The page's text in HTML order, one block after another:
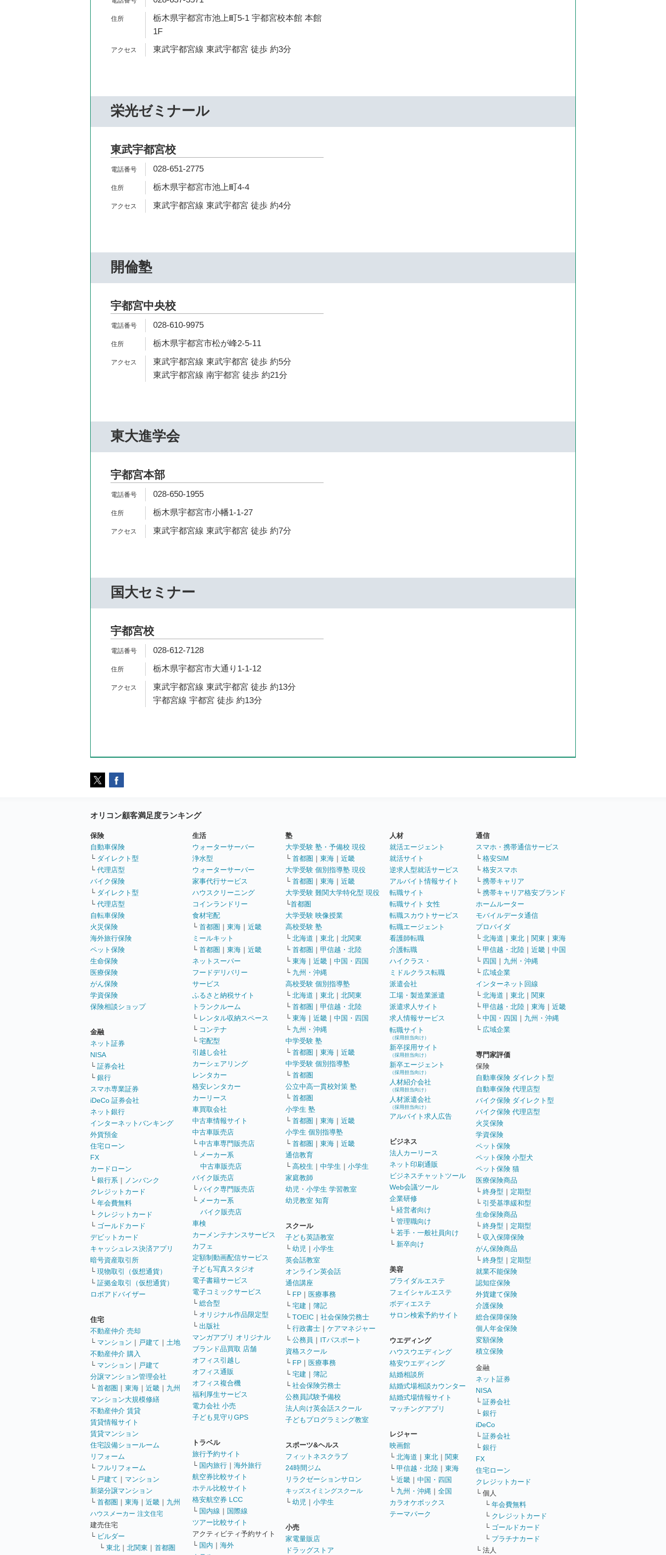
栃木県宇都宮市池上町5-1 宇都宮校本館 本館
1F
東武宇都宮線 東武宇都宮 徒歩 約3分
栄光ゼミナール
東武宇都宮校
028-651-2775
栃木県宇都宮市池上町4-4
東武宇都宮線 東武宇都宮 徒歩 約4分
開倫塾
宇都宮中央校
028-610-9975
栃木県宇都宮市松が峰2-5-11
東武宇都宮線 東武宇都宮 徒歩 約5分
東武宇都宮線 南宇都宮 徒歩 約21分
東大進学会
宇都宮本部
028-650-1955
栃木県宇都宮市小幡1-1-27
東武宇都宮線 東武宇都宮 徒歩 約7分
国大セミナー
宇都宮校
028-612-7128
栃木県宇都宮市大通り1-1-12
東武宇都宮線 東武宇都宮 徒歩 約13分
宇都宮線 宇都宮 徒歩 約13分
オリコン顧客満足度ランキング
保険
自動車保険
└ ダイレクト型
└ 代理店型
バイク保険
└ ダイレクト型
└ 代理店型
自転車保険
火災保険
海外旅行保険
ペット保険
生命保険
医療保険
がん保険
学資保険
保険相談ショップ
金融
ネット証券
NISA
└ 証券会社
└ 銀行
スマホ専業証券
iDeCo 証券会社
ネット銀行
インターネットバンキング
外貨預金
住宅ローン
FX
カードローン
└ 銀行系 ｜
ノンバンク
クレジットカード
└ 年会費無料
└ クレジットカード
└ ゴールドカード
デビットカード
キャッシュレス決済アプリ
暗号資産取引所
└ 現物取引（仮想通貨）
└ 証拠金取引（仮想通貨）
ロボアドバイザー
住宅
不動産仲介 売却
└ マンション ｜ 戸建て ｜ 土地
不動産仲介 購入
└ マンション ｜ 戸建て
分譲マンション管理会社
└ 首都圏 ｜ 東海 ｜ 近畿 ｜ 九州
マンション大規模修繕
不動産仲介 賃貸
賃貸情報サイト
賃貸マンション
住宅設備ショールーム
リフォーム
└ フルリフォーム
└ 戸建て ｜ マンション
新築分譲マンション
└ 首都圏 ｜ 東海 ｜ 近畿 ｜ 九州
ハウスメーカー 注文住宅
建売住宅
└ ビルダー
└ 東北 ｜ 北関東 ｜ 首都圏
生活
ウォーターサーバー
浄水型
ウォーターサーバー
家事代行サービス
ハウスクリーニング
コインランドリー
食材宅配
└ 首都圏 ｜ 東海 ｜ 近畿
ミールキット
└ 首都圏 ｜ 東海 ｜ 近畿
ネットスーパー
フードデリバリー
サービス
ふるさと納税サイト
トランクルーム
└ レンタル収納スペース
└ コンテナ
└ 宅配型
引越し会社
カーシェアリング
レンタカー
格安レンタカー
カーリース
車買取会社
中古車情報サイト
中古車販売店
└ 中古車専門販売店
└ メーカー系
中古車販売店
バイク販売店
└ バイク専門販売店
└ メーカー系
バイク販売店
車検
カーメンテナンスサービス
カフェ
定額制動画配信サービス
子ども写真スタジオ
電子書籍サービス
電子コミックサービス
└ 総合型
└ オリジナル作品限定型
└ 出版社
マンガアプリ オリジナル
ブランド品買取 店舗
オフィス引越し
オフィス通販
オフィス複合機
福利厚生サービス
電力会社 小売
子ども見守りGPS
トラベル
旅行予約サイト
└ 国内旅行 ｜ 海外旅行
航空券比較サイト
ホテル比較サイト
格安航空券 LCC
└ 国内線 ｜ 国際線
ツアー比較サイト
アクティビティ予約サイト
└ 国内 ｜ 海外
塾
大学受験 塾・予備校 現役
└ 首都圏 ｜ 東海 ｜ 近畿
大学受験 個別指導塾 現役
└ 首都圏 ｜ 東海 ｜ 近畿
大学受験 難関大学特化型 現役
└首都圏
大学受験 映像授業
高校受験 塾
└ 北海道 ｜ 東北 ｜ 北関東
└ 首都圏 ｜ 甲信越・北陸
└ 東海 ｜ 近畿 ｜ 中国・四国
└ 九州・沖縄
高校受験 個別指導塾
└ 北海道 ｜ 東北 ｜ 北関東
└ 首都圏 ｜ 甲信越・北陸
└ 東海 ｜ 近畿 ｜ 中国・四国
└ 九州・沖縄
中学受験 塾
└ 首都圏 ｜ 東海 ｜ 近畿
中学受験 個別指導塾
└ 首都圏
公立中高一貫校対策 塾
└ 首都圏
小学生 塾
└ 首都圏 ｜ 東海 ｜ 近畿
小学生 個別指導塾
└ 首都圏 ｜ 東海 ｜ 近畿
通信教育
└ 高校生 ｜ 中学生 ｜ 小学生
家庭教師
幼児・小学生 学習教室
幼児教室 知育
スクール
子ども英語教室
└ 幼児 ｜ 小学生
英会話教室
オンライン英会話
通信講座
└ FP ｜ 医療事務
└ 宅建 ｜ 簿記
└ TOEIC ｜ 社会保険労務士
└ 行政書士 ｜ ケアマネジャー
└ 公務員 ｜ ITパスポート
資格スクール
└ FP ｜ 医療事務
└ 宅建 ｜ 簿記
└ 社会保険労務士
公務員試験予備校
法人向け英会話スクール
子どもプログラミング教室
スポーツ&ヘルス
フィットネスクラブ
24時間ジム
リラクゼーションサロン
キッズスイミングスクール
└ 幼児 ｜ 小学生
小売
家電量販店
ドラッグストア
人材
就活エージェント
就活サイト
逆求人型就活サービス
アルバイト情報サイト
転職サイト
転職サイト 女性
転職スカウトサービス
転職エージェント
看護師転職
介護転職
ハイクラス・
ミドルクラス転職
派遣会社
工場・製造業派遣
派遣求人サイト
求人情報サービス
転職サイト
（採用担当向け）
新卒採用サイト
（採用担当向け）
新卒エージェント
（採用担当向け）
人材紹介会社
（採用担当向け）
人材派遣会社
（採用担当向け）
アルバイト求人広告
ビジネス
法人カーリース
ネット印刷通販
ビジネスチャットツール
Web会議ツール
企業研修
└ 経営者向け
└ 管理職向け
└ 若手・一般社員向け
└ 新卒向け
美容
ブライダルエステ
フェイシャルエステ
ボディエステ
サロン検索予約サイト
ウエディング
ハウスウエディング
格安ウエディング
結婚相談所
結婚式場相談カウンター
結婚式場情報サイト
マッチングアプリ
レジャー
映画館
└ 北海道 ｜ 東北 ｜ 関東
└ 甲信越・北陸 ｜ 東海
└ 近畿 ｜ 中国・四国
└ 九州・沖縄 ｜ 全国
カラオケボックス
テーマパーク
通信
スマホ・携帯通信サービス
└ 格安SIM
└ 格安スマホ
└ 携帯キャリア
└ 携帯キャリア格安ブランド
ホームルーター
モバイルデータ通信
プロバイダ
└ 北海道 ｜ 東北 ｜ 関東 ｜ 東海
└ 甲信越・北陸 ｜ 近畿 ｜ 中国
└ 四国 ｜ 九州・沖縄
└ 広域企業
インターネット回線
└ 北海道 ｜ 東北 ｜ 関東
└ 甲信越・北陸 ｜ 東海 ｜ 近畿
└ 中国・四国 ｜ 九州・沖縄
└ 広域企業
専門家評価
保険
自動車保険 ダイレクト型
自動車保険 代理店型
バイク保険 ダイレクト型
バイク保険 代理店型
火災保険
学資保険
ペット保険
ペット保険 小型犬
ペット保険 猫
医療保険商品
└ 終身型 ｜ 定期型
└ 引受基準緩和型
生命保険商品
└ 終身型 ｜ 定期型
└ 収入保障保険
がん保険商品
└ 終身型 ｜ 定期型
就業不能保険
認知症保険
外貨建て保険
介護保険
総合保障保険
個人年金保険
変額保険
積立保険
金融
ネット証券
NISA
└ 証券会社
└ 銀行
iDeCo
└ 証券会社
└ 銀行
FX
住宅ローン
クレジットカード
└ 個人
└ 年会費無料
└ クレジットカード
└ ゴールドカード
└ プラチナカード
└ 法人